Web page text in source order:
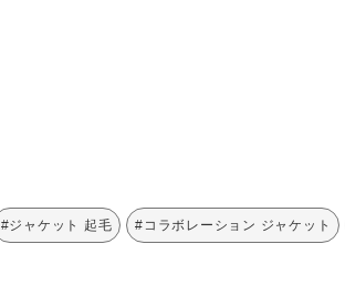
#ジャケット 起毛 #コラボレーション ジャケット